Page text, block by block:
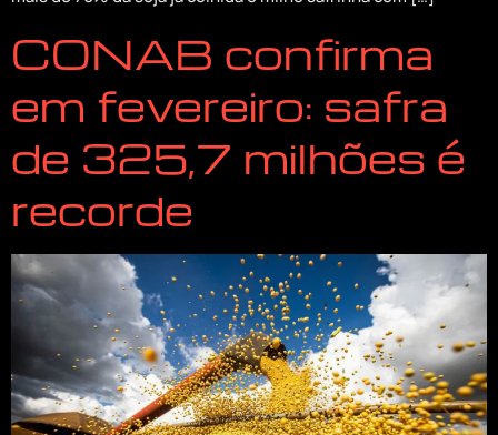
CONAB confirma
em fevereiro: safra
de 325,7 milhões é
recorde